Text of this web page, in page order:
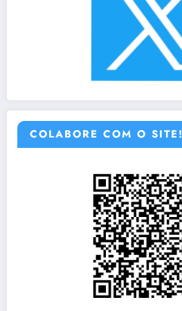
COLABORE COM O SITE!